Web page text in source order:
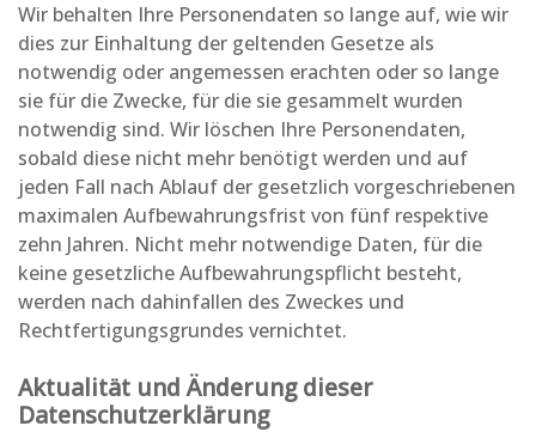
Wir behalten Ihre Personendaten so lange auf, wie wir
dies zur Einhaltung der geltenden Gesetze als
notwendig oder angemessen erachten oder so lange
sie für die Zwecke, für die sie gesammelt wurden
notwendig sind. Wir löschen Ihre Personendaten,
sobald diese nicht mehr benötigt werden und auf
jeden Fall nach Ablauf der gesetzlich vorgeschriebenen
maximalen Aufbewahrungsfrist von fünf respektive
zehn Jahren. Nicht mehr notwendige Daten, für die
keine gesetzliche Aufbewahrungspflicht besteht,
werden nach dahinfallen des Zweckes und
Rechtfertigungsgrundes vernichtet.
Aktualität und Änderung dieser
Datenschutzerklärung